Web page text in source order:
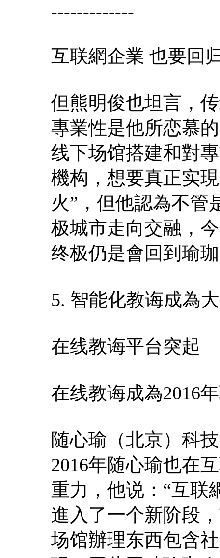
-------------
互联網企業 也要回
但熊明俊也坦言，
專業性是他所恋慕
线下场馆搭建和對
機构，想要真正实
火”，但他認為不管
极城市走向交融，
终极仍是會回到瑜
5. 智能化教诲成為
在线教诲平台突起
在线教诲成為2016
随心瑜（北京）科
2016年随心瑜也在
重力，他说：“互联
進入了一个新阶段
场馆辦理东西包含